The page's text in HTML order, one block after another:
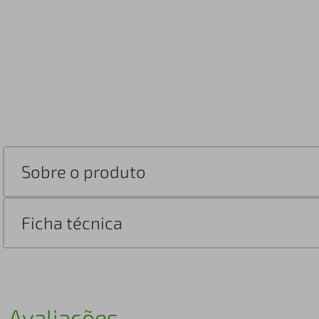
Sobre o produto
Ficha técnica